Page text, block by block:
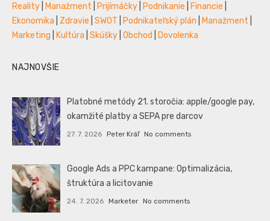
Reality
Manažment Prijímáčky Podnikanie Financie
Ekonomika
Zdravie SWOT Podnikateľský plán Manažment
Marketing
Kultúra Skúšky Obchod Dovolenka
NAJNOVŠIE
Platobné metódy 21. storočia: apple/google pay,
okamžité platby a SEPA pre darcov
27. 7. 2026 Peter Kráľ No comments
Google Ads a PPC kampane: Optimalizácia,
štruktúra a licitovanie
24. 7. 2026 Marketer No comments